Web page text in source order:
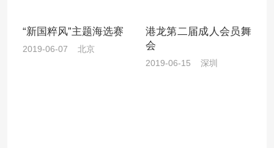
“新国粹风”主题海选赛
2019-06-07 北京
港龙第二届成人会员舞
会
2019-06-15 深圳